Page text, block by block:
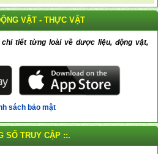
VẬT - THỰC VẬT
tiết từng loài về dược liệu, động vật,
sách bảo mật
SỐ TRUY CẬP ::.